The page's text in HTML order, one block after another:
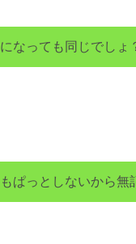
なっても同じでしょ
ぱっとしないから無